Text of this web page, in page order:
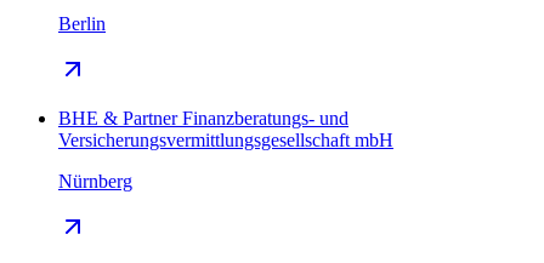
Berlin
BHE & Partner Finanzberatungs- und
Versicherungsvermittlungsgesellschaft mbH
Nürnberg